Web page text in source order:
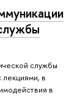
службы
в
в